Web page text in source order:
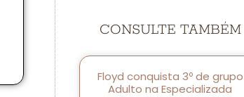
CONSULTE TAMBÉM
Floyd conquista 3º de grupo
Adulto na Especializada